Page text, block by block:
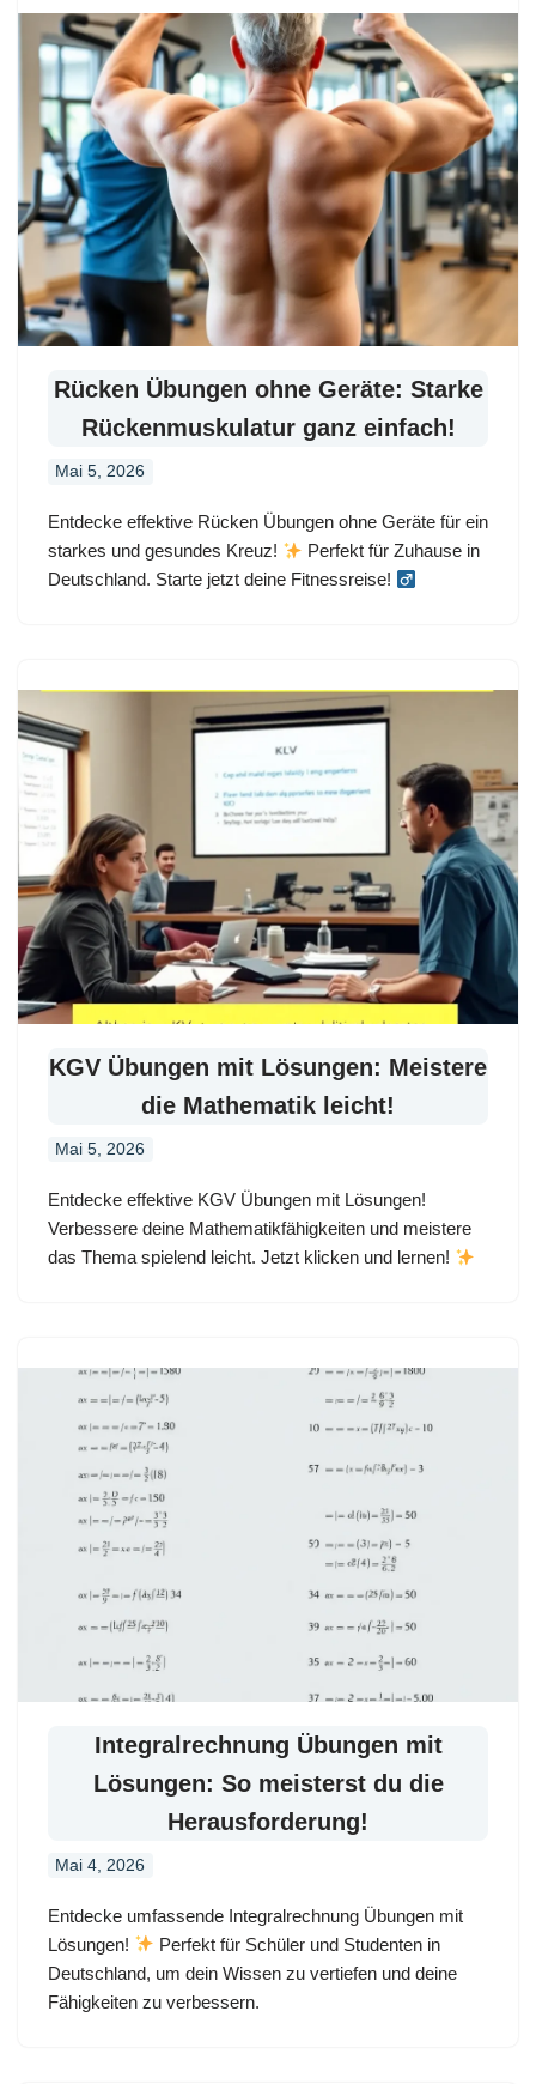
Rücken Übungen ohne Geräte: Starke
Rückenmuskulatur ganz einfach!
Mai 5, 2026
Entdecke effektive Rücken Übungen ohne Geräte für ein
starkes und gesundes Kreuz!
Perfekt für Zuhause in
Deutschland. Starte jetzt deine Fitnessreise!
KGV Übungen mit Lösungen: Meistere
die Mathematik leicht!
Mai 5, 2026
Entdecke effektive KGV Übungen mit Lösungen!
Verbessere deine Mathematikfähigkeiten und meistere
das Thema spielend leicht. Jetzt klicken und lernen!
Integralrechnung Übungen mit
Lösungen: So meisterst du die
Herausforderung!
Mai 4, 2026
Entdecke umfassende Integralrechnung Übungen mit
Lösungen!
Perfekt für Schüler und Studenten in
Deutschland, um dein Wissen zu vertiefen und deine
Fähigkeiten zu verbessern.